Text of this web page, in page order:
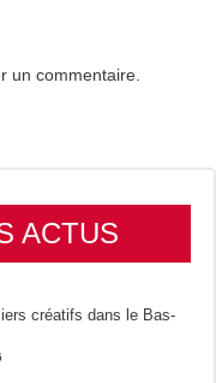
un commentaire.
ACTUS
créatifs dans le Bas-